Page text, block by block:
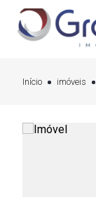
Início imóveis